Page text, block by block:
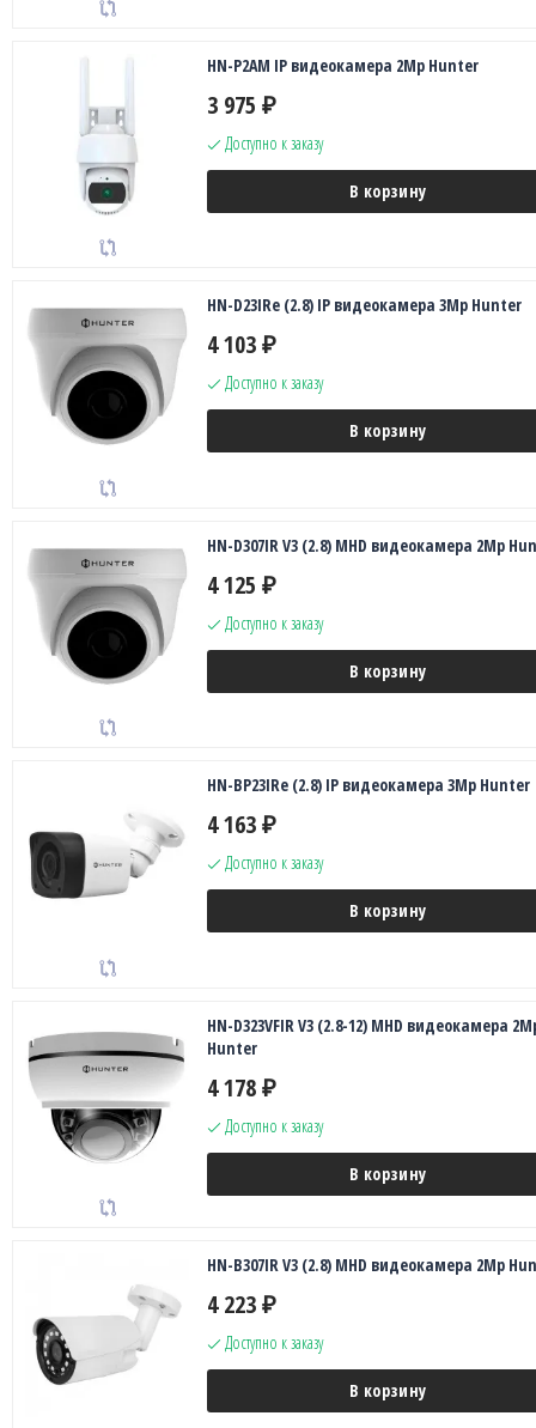
HN-P2AM IP видеокамера 2Mp Hunter
3 975 ₽
Доступно к заказу
В корзину
HN-D23IRe (2.8) IP видеокамера 3Mp Hunter
4 103 ₽
Доступно к заказу
В корзину
HN-D307IR V3 (2.8) MHD видеокамера 2Mp
4 125 ₽
Доступно к заказу
В корзину
HN-BP23IRe (2.8) IP видеокамера 3Mp Hunter
4 163 ₽
Доступно к заказу
В корзину
HN-D323VFIR V3 (2.8-12) MHD видеокамера
Hunter
4 178 ₽
Доступно к заказу
В корзину
HN-B307IR V3 (2.8) MHD видеокамера 2Mp
4 223 ₽
Доступно к заказу
В корзину